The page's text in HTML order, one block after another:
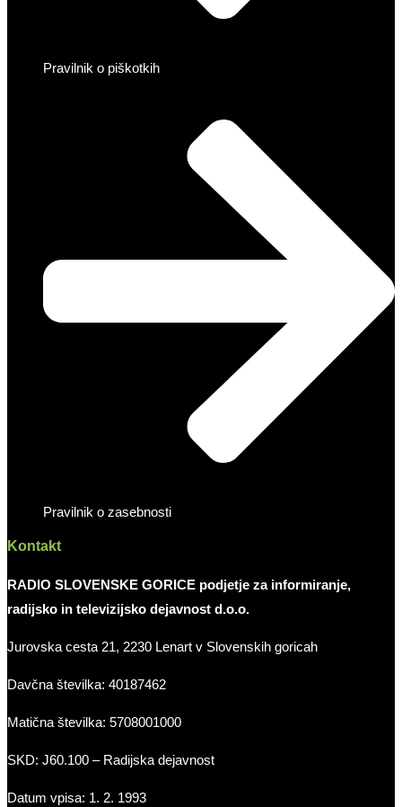
Pravilnik o piškotkih
Pravilnik o zasebnosti
Kontakt
RADIO SLOVENSKE GORICE podjetje za informiranje,
radijsko in televizijsko dejavnost d.o.o.
Jurovska cesta 21, 2230 Lenart v Slovenskih goricah
Davčna številka: 40187462
Matična številka: 5708001000
SKD: J60.100 – Radijska dejavnost
Datum vpisa: 1. 2. 1993